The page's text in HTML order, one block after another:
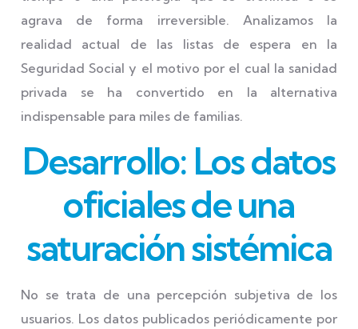
agrava de forma irreversible. Analizamos la
realidad actual de las listas de espera en la
Seguridad Social y el motivo por el cual la sanidad
privada se ha convertido en la alternativa
indispensable para miles de familias.
Desarrollo: Los datos
oficiales de una
saturación sistémica
No se trata de una percepción subjetiva de los
usuarios. Los datos publicados periódicamente por